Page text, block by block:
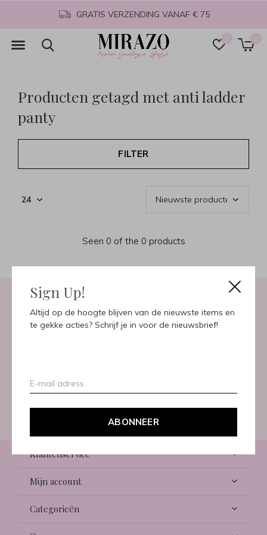
Sign Up!
Altijd op de hoogte blijven van de nieuwste items en
te gekke acties? Schrijf je in voor de nieuwsbrief!
ABONNEER
0 0
GRATIS VERZENDING VANAF € 75
Producten getagd met anti ladder
panty
FILTER
Seen 0 of the 0 products
Meld je aan voor onze
ABONNEER
Klantenservice
Mijn account
Categorieën